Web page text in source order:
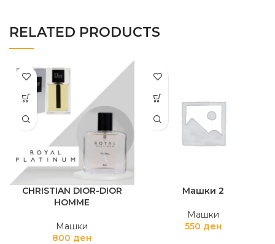
RELATED PRODUCTS
CHRISTIAN DIOR-DIOR
HOMME
Машки
800 ден
Машки 2
Машки
550 ден